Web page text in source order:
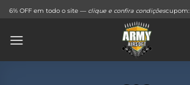
Skip
content
6% OFF em todo o site — clique e confira condiçõescupom: